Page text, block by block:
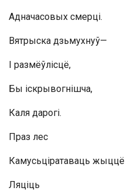
Адначасовых смерці.
Вятрыска дзьмухнуў—
I размёўлісцё,
Бы іскрывогнішча,
Каля дарогі.
Праз лес
Камусьціратаваць жыццё
Ляціць